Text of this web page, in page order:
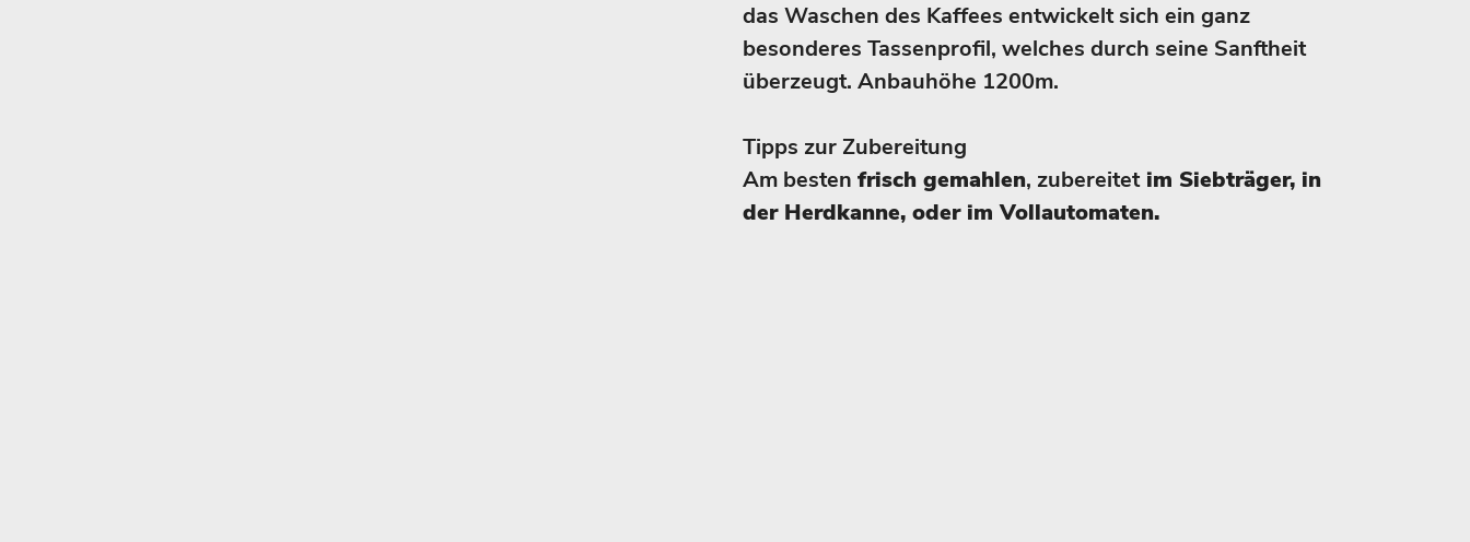
das Waschen des Kaffees entwickelt sich ein ganz
besonderes Tassenprofil, welches durch seine Sanftheit
überzeugt. Anbauhöhe 1200m.
Tipps zur Zubereitung
Am besten frisch gemahlen, zubereitetim Siebträger, in
der Herdkanne, oder im Vollautomaten.